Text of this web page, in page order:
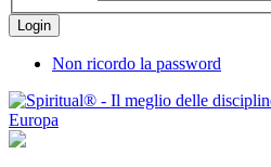
Non ricordo la password